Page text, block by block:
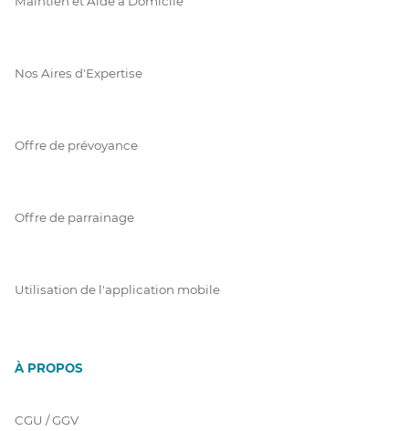
Nos Aires d'Expertise
Offre de prévoyance
Offre de parrainage
Utilisation de l'application mobile
À PROPOS
CGU / GGV